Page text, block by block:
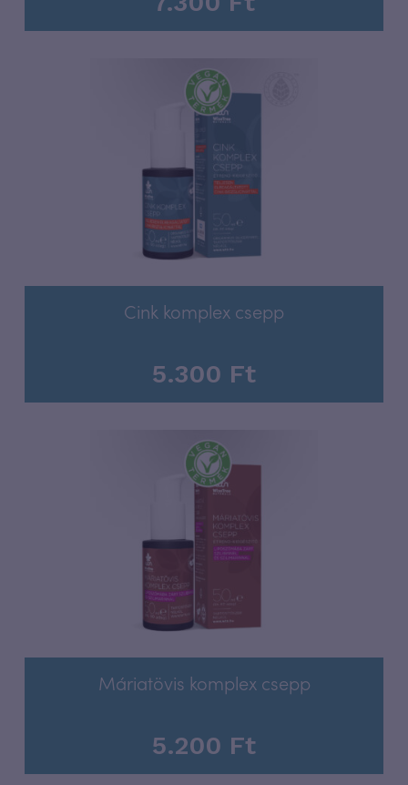
Cink komplex csepp
5.300 Ft
Máriatövis komplex csepp
5.200 Ft